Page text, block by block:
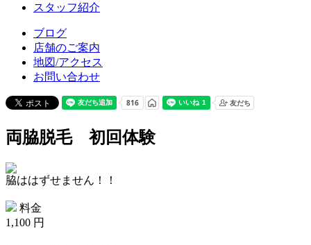
スタッフ紹介
ブログ
店舗のご案内
地図/アクセス
お問い合わせ
両脇脱毛 初回体験
脇ははずせません！！
料金
1,100 円